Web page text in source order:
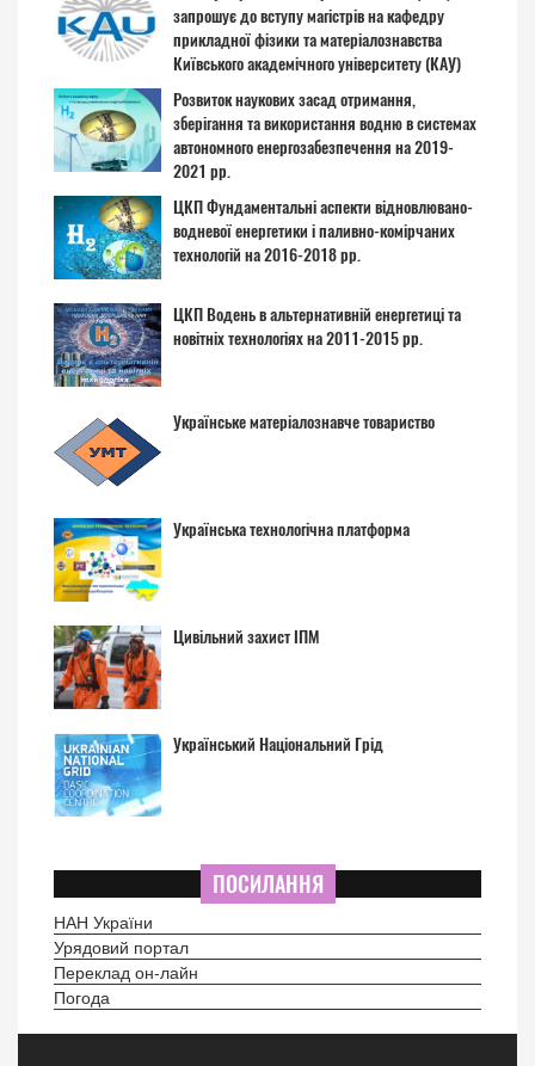
запрошує до вступу магістрів на кафедру
прикладної фізики та матеріалознавства
Київського академічного університету (КАУ)
Розвиток наукових засад отримання,
зберігання та використання водню в системах
автономного енергозабезпечення на 2019-
2021 рр.
ЦКП Фундаментальні аспекти відновлювано-
водневої енергетики і паливно-комірчаних
технологій на 2016-2018 рр.
ЦКП Водень в альтернативній енергетиці та
новітніх технологіях на 2011-2015 рр.
Українське матеріалознавче товариство
Українська технологічна платформа
Цивільний захист ІПМ
Український Національний Грід
ПОСИЛАННЯ
НАН України
Урядовий портал
Переклад он-лайн
Погода